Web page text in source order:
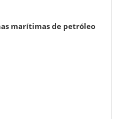
marítimas de petróleo